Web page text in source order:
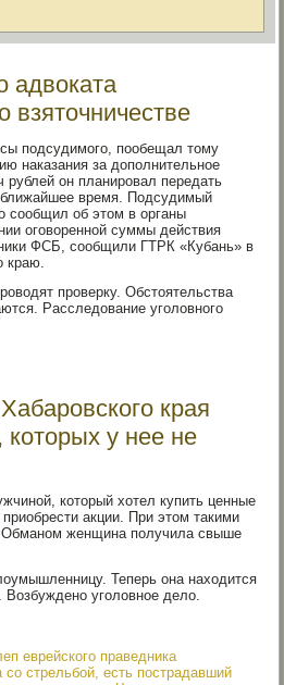
адвоката
взяточничестве
подсудимого, пообещал тому
наказания за дополнительное
рублей он планировал передать
время. Подсудимый
сообщил об этом в органы
оговоренной суммы действия
ФСБ, сообщили ГТРК «Кубань» в
краю.
проверку. Обстоятельства
Расследование уголовного
края
которых у нее не
который хотел купить ценные
акции. При этом такими
Обманом женщина получила свыше
Теперь она находится
Возбуждено уголовное дело.
еврейского праведника
стрельбой, есть пострадавший